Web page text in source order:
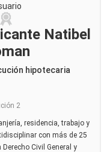
Natibel
hipotecaria
2
residencia, trabajo y
con más de 25
Civil General y